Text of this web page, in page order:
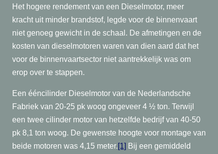
Het hogere rendement van een Dieselmotor, meer
kracht uit minder brandstof, legde voor de binnenvaart
niet genoeg gewicht in de schaal. De afmetingen en de
kosten van dieselmotoren waren van dien aard dat het
voor de binnenvaartsector niet aantrekkelijk was om
erop over te stappen.
Een ééncilinder Dieselmotor van de Nederlandsche
Fabriek van 20-25 pk woog ongeveer 4 ½ ton. Terwijl
een twee cilinder motor van hetzelfde bedrijf van 40-50
pk 8,1 ton woog. De gewenste hoogte voor montage van
beide motoren was 4,15 meter.[1] Bij een gemiddeld